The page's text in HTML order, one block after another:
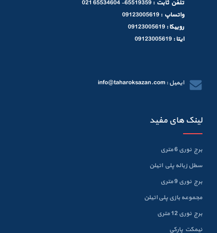
تلفن ثابت : 65519359- 65534604 021
واتساپ : 09123005619
روبیکا : 09123005619
ایتا : 09123005619
ایمیل : info@taharoksazan.com
لینک های مفید
برج نوری 6 متری
سطل زباله پلي اتيلن
برج نوری 9 متری
مجموعه بازی پلی اتیلن
برج نوری 12 متری
نیمکت پارکی